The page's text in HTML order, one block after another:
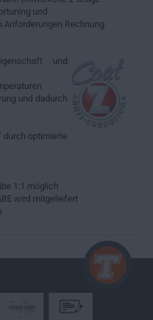
und
Rechnung.
und
und dadurch
durch optimierte
1:1 möglich
wird mitgeliefert